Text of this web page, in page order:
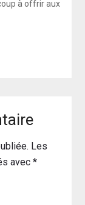
à offrir aux
Les
avec *